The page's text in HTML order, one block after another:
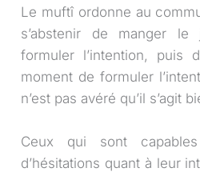
Le muftî ordonne au
s’abstenir de manger
formuler l’intention, puis
moment de formuler
n’est pas avéré qu’il s’agit
Ceux qui sont
d’hésitations quant à leur